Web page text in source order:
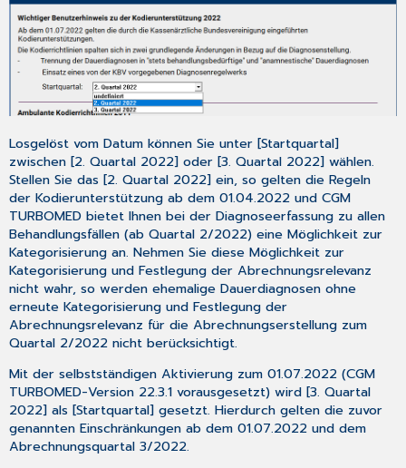
neue
PAXISWELT-
Menü
3.6
Manuelle
Sicherung
ARMIN-
Medikationsplanübersicht
3.7
IT-
Vernetzung
(ITVE)
Baden-
Württemberg
eArztbrief
express
3.7.1
Erläuterungen
und
Einstellungen
3.7.2
Standard
eArztbrief
Losgelöst vom Datum können Sie unter [Startquartal]
zwischen [2. Quartal 2022] oder [3. Quartal 2022] wählen.
Stellen Sie das [2. Quartal 2022] ein, so gelten die Regeln
der Kodierunterstützung ab dem 01.04.2022 und CGM
TURBOMED bietet Ihnen bei der Diagnoseerfassung zu allen
Behandlungsfällen (ab Quartal 2/2022) eine Möglichkeit zur
Kategorisierung an. Nehmen Sie diese Möglichkeit zur
Kategorisierung und Festlegung der Abrechnungsrelevanz
nicht wahr, so werden ehemalige Dauerdiagnosen ohne
erneute Kategorisierung und Festlegung der
Abrechnungsrelevanz für die Abrechnungserstellung zum
Quartal 2/2022nicht berücksichtigt.
Mit der selbstständigen Aktivierung zum 01.07.2022 (CGM
TURBOMED-Version 22.3.1 vorausgesetzt) wird [3. Quartal
2022] als [Startquartal] gesetzt. Hierdurch gelten die zuvor
genannten Einschränkungen ab dem 01.07.2022 und dem
Abrechnungsquartal 3/2022.